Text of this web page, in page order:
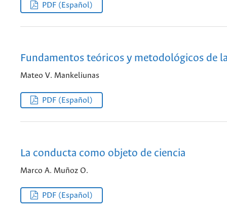
PDF (Español)
Fundamentos teóricos y metodológicos de
Mateo V. Mankeliunas
PDF (Español)
La conducta como objeto de ciencia
Marco A. Muñoz O.
PDF (Español)